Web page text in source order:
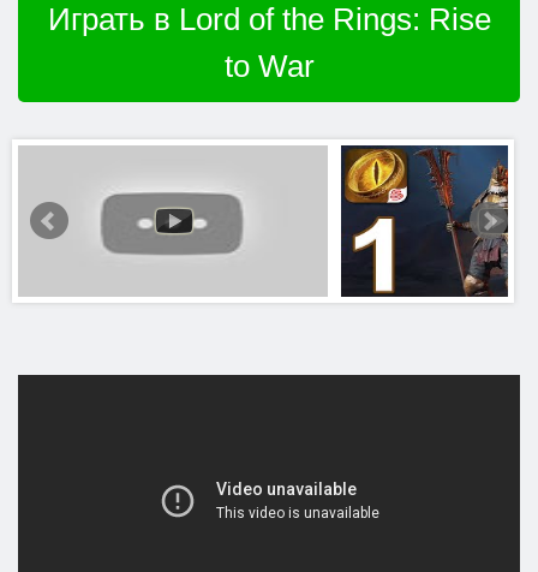
Играть в Lord of the Rings: Rise
to War